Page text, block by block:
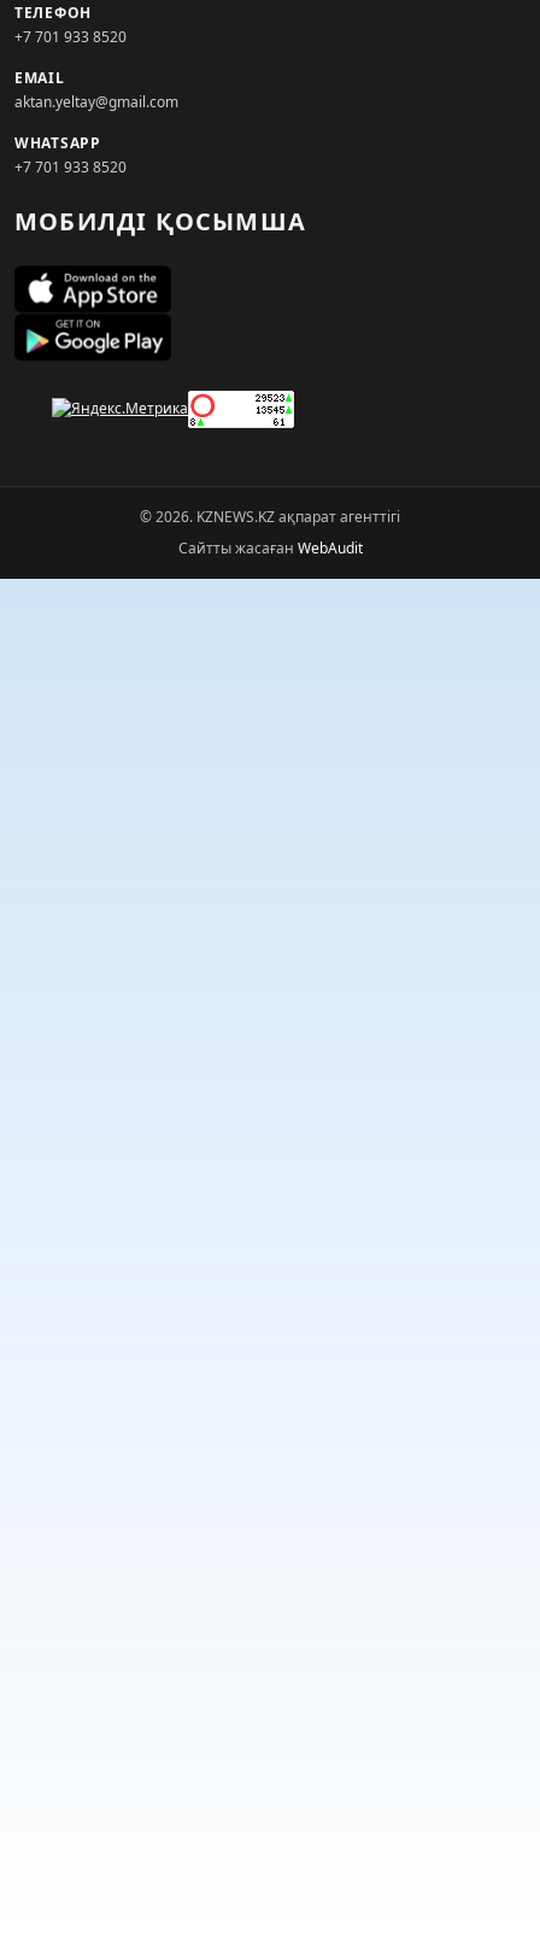
ТЕЛЕФОН
+7 701 933 8520
EMAIL
aktan.yeltay@gmail.com
WHATSAPP
+7 701 933 8520
МОБИЛДІ ҚОСЫМША
© 2026. KZNEWS.KZ ақпарат агенттігі
Сайтты жасаған WebAudit